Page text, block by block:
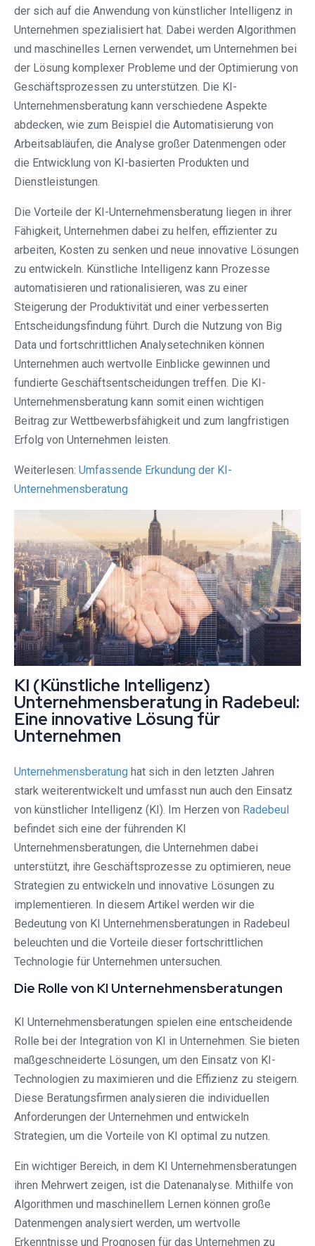
der sich auf die Anwendung von künstlicher Intelligenz in
Unternehmen spezialisiert hat. Dabei werden Algorithmen
und maschinelles Lernen verwendet, um Unternehmen bei
der Lösung komplexer Probleme und der Optimierung von
Geschäftsprozessen zu unterstützen. Die KI-
Unternehmensberatung kann verschiedene Aspekte
abdecken, wie zum Beispiel die Automatisierung von
Arbeitsabläufen, die Analyse großer Datenmengen oder
die Entwicklung von KI-basierten Produkten und
Dienstleistungen.
Die Vorteile der KI-Unternehmensberatung liegen in ihrer
Fähigkeit, Unternehmen dabei zu helfen, effizienter zu
arbeiten, Kosten zu senken und neue innovative Lösungen
zu entwickeln. Künstliche Intelligenz kann Prozesse
automatisieren und rationalisieren, was zu einer
Steigerung der Produktivität und einer verbesserten
Entscheidungsfindung führt. Durch die Nutzung von Big
Data und fortschrittlichen Analysetechniken können
Unternehmen auch wertvolle Einblicke gewinnen und
fundierte Geschäftsentscheidungen treffen. Die KI-
Unternehmensberatung kann somit einen wichtigen
Beitrag zur Wettbewerbsfähigkeit und zum langfristigen
Erfolg von Unternehmen leisten.
Weiterlesen: Umfassende Erkundung der KI-
Unternehmensberatung
KI (Künstliche Intelligenz)
Unternehmensberatung in Radebeul:
Eine innovative Lösung für
Unternehmen
Unternehmensberatung hat sich in den letzten Jahren
stark weiterentwickelt und umfasst nun auch den Einsatz
von künstlicher Intelligenz (KI). Im Herzen von Radebeul
befindet sich eine der führenden KI
Unternehmensberatungen, die Unternehmen dabei
unterstützt, ihre Geschäftsprozesse zu optimieren, neue
Strategien zu entwickeln und innovative Lösungen zu
implementieren. In diesem Artikel werden wir die
Bedeutung von KI Unternehmensberatungen in Radebeul
beleuchten und die Vorteile dieser fortschrittlichen
Technologie für Unternehmen untersuchen.
Die Rolle von KI Unternehmensberatungen
KI Unternehmensberatungen spielen eine entscheidende
Rolle bei der Integration von KI in Unternehmen. Sie bieten
maßgeschneiderte Lösungen, um den Einsatz von KI-
Technologien zu maximieren und die Effizienz zu steigern.
Diese Beratungsfirmen analysieren die individuellen
Anforderungen der Unternehmen und entwickeln
Strategien, um die Vorteile von KI optimal zu nutzen.
Ein wichtiger Bereich, in dem KI Unternehmensberatungen
ihren Mehrwert zeigen, ist die Datenanalyse. Mithilfe von
Algorithmen und maschinellem Lernen können große
Datenmengen analysiert werden, um wertvolle
Erkenntnisse und Prognosen für das Unternehmen zu